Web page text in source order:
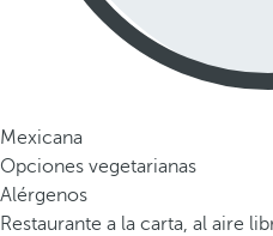
Mexicana
Opciones vegetarianas
Alérgenos
Restaurante a la carta, al aire